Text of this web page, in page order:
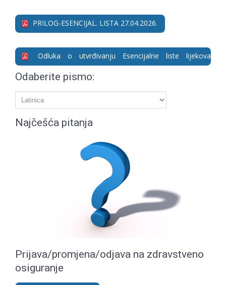
PRILOG-ESENCIJAL. LISTA 27.04.2026.
Odluka o utvrđivanju Esencijalne liste lijekova
Odaberite pismo:
Najčešća pitanja
Prijava/promjena/odjava na zdravstveno
osiguranje